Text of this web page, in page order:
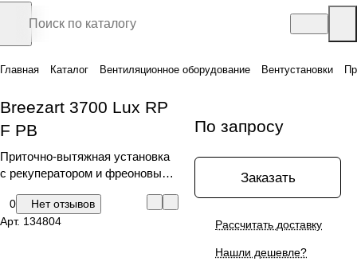
Главная Каталог Вентиляционное оборудование Вентустановки
Breezart 3700 Lux RP
F PB
Приточно-вытяжная установка
с рекуператором и фреоновым
0
Нет отзывов
Арт. 134804
По запросу
Заказать
Рассчитать доставку
Нашли дешевле?